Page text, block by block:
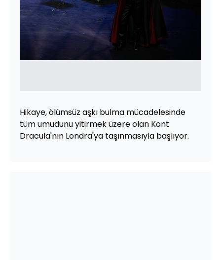
Hikaye, ölümsüz aşkı bulma mücadelesinde
tüm umudunu yitirmek üzere olan Kont
Dracula'nın Londra'ya taşınmasıyla başlıyor.